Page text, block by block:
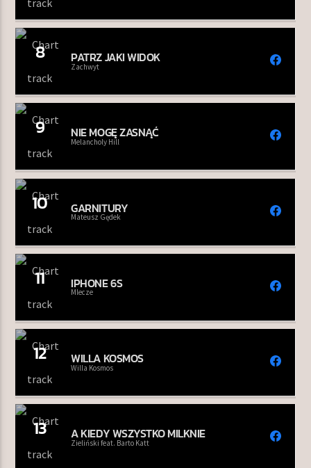
8 PATRZ JAKI WIDOK
Zachwyt
9 NIE MOGĘ ZASNĄĆ
Melancholy Hill
10 GARNITURY
Mateusz Gędek
11 IPHONE 6S
Mlecze
12 WILLA KOSMOS
Willa Kosmos
13 A KIEDY WSZYSTKO MILKNIE
Zieliński feat. Barto Katt